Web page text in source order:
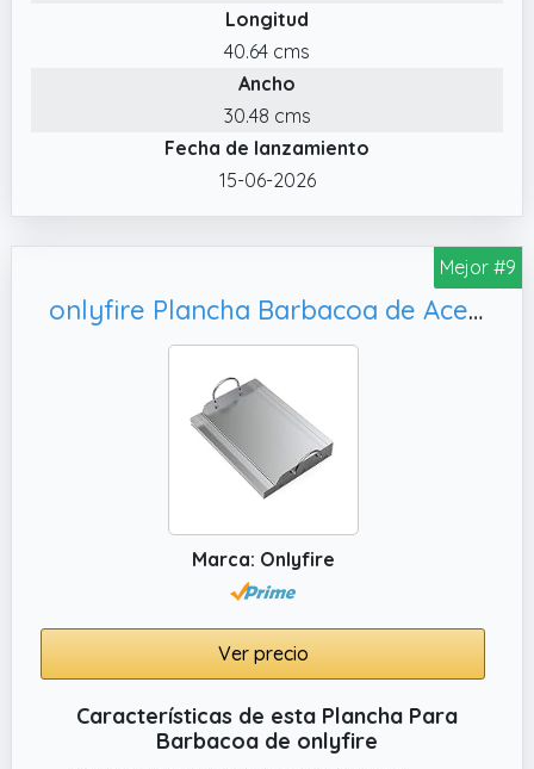
✔️ Verificación doble: piezas de repuesto del
deflector de calor del mercado de
accesorios, mida el tamaño de sus piezas
originales y compárelas con nuestros
productos antes de realizar la compra. Si
tiene algún problema, comuníquese con
calor y efecto de conservación del calor,
más fácil de formar marcas perfectas para
Longitud
40.64 cms
Ancho
30.48 cms
Fecha de lanzamiento
15-06-2026
Mejor #9
onlyfire Plancha Barbacoa de Acero Inoxidable Universal para Barbacoa de carbón, 51x32x7cm
Marca: Onlyfire
Ver precio
Características de esta Plancha Para
Barbacoa de onlyfire